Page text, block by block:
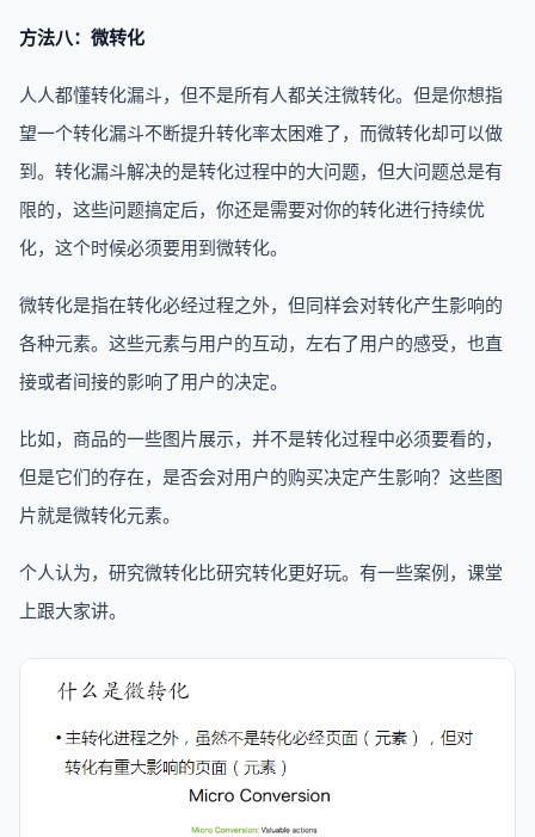
方法八：微转化
人人都懂转化漏斗，但不是所有人都关注微转化。但是你想指
望一个转化漏斗不断提升转化率太困难了，而微转化却可以做
到。转化漏斗解决的是转化过程中的大问题，但大问题总是有
限的，这些问题搞定后，你还是需要对你的转化进行持续优
化，这个时候必须要用到微转化。
微转化是指在转化必经过程之外，但同样会对转化产生影响的
各种元素。这些元素与用户的互动，左右了用户的感受，也直
接或者间接的影响了用户的决定。
比如，商品的一些图片展示，并不是转化过程中必须要看的，
但是它们的存在，是否会对用户的购买决定产生影响？这些图
片就是微转化元素。
个人认为，研究微转化比研究转化更好玩。有一些案例，课堂
上跟大家讲。